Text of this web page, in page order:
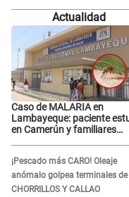
necesitar tu prueba de ADN
Actualidad
Caso de MALARIA en
Lambayeque: paciente
en Camerún y familiares
¡Pescado más CARO! Oleaje
anómalo golpea terminales de
CHORRILLOS Y CALLAO